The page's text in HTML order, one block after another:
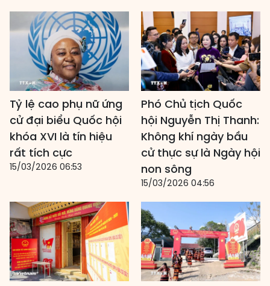
Tỷ lệ cao phụ nữ ứng
cử đại biểu Quốc hội
khóa XVI là tín hiệu
rất tích cực
15/03/2026 06:53
Phó Chủ tịch Quốc
hội Nguyễn Thị Thanh:
Không khí ngày bầu
cử thực sự là Ngày hội
non sông
15/03/2026 04:56